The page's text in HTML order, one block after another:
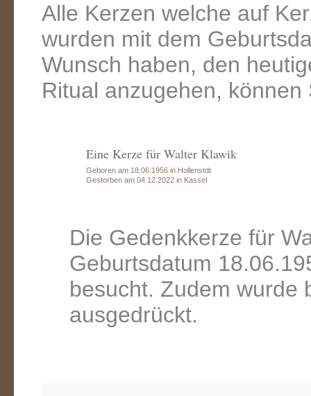
Alle Kerzen welche auf
wurden mit dem
Wunsch haben, den
Ritual anzugehen,
Eine Kerze für Walter Klawik
Geboren am 18.06.1956 in Hollenstdt
Gestorben am 04.12.2022 in Kassel
Die Gedenkkerze für
Geburtsdatum
besucht. Zudem wurde
ausgedrückt.